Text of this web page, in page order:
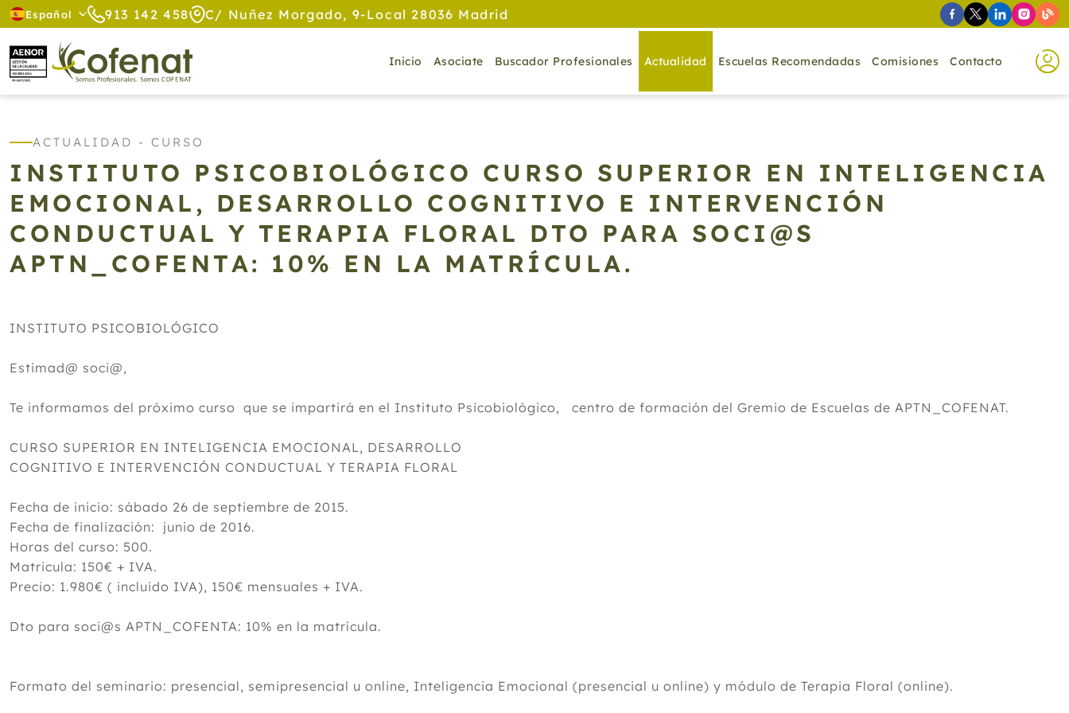
Español 913 142 458 C/ Nuñez Morgado, 9-Local 28036 Madrid
Inicio Asociate Buscador Profesionales Actualidad Escuelas Recomendadas Comisiones Contacto
ACTUALIDAD - CURSO
INSTITUTO PSICOBIOLÓGICO CURSO SUPERIOR EN INTELIGENCIA
EMOCIONAL, DESARROLLO COGNITIVO E INTERVENCIÓN
CONDUCTUAL Y TERAPIA FLORAL DTO PARA SOCI@S
APTN_COFENTA: 10% EN LA MATRÍCULA.
INSTITUTO PSICOBIOLÓGICO
Estimad@ soci@,
Te informamos del próximo curso que se impartirá en el Instituto Psicobiológico, centro de formación del Gremio de Escuelas de APTN_COFENAT.
CURSO SUPERIOR EN INTELIGENCIA EMOCIONAL, DESARROLLO
COGNITIVO E INTERVENCIÓN CONDUCTUAL Y TERAPIA FLORAL
Fecha de inicio: sábado 26 de septiembre de 2015.
Fecha de finalización: junio de 2016.
Horas del curso: 500.
Matricula: 150€ + IVA.
Precio: 1.980€ ( incluido IVA), 150€ mensuales + IVA.
Dto para soci@s APTN_COFENTA: 10% en la matrícula.
Formato del seminario: presencial, semipresencial u online, Inteligencia Emocional (presencial u online) y módulo de Terapia Floral (online).